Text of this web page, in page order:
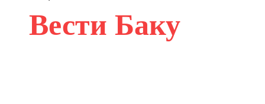
Вести Баку